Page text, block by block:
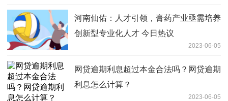
河南仙佑：人才引领，膏药产业亟需培养
创新型专业化人才 今日热议
2023-06-05
网贷逾期利息超过本金合法吗？网贷逾期
利息怎么计算？
2023-06-05